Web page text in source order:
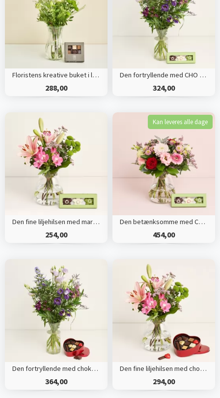
Floristens kreative buket i lyse nuancer med CHO CHO 9 stk.
288,00
Den fortryllende med CHO CHO marcipanblomster
324,00
Den fine liljehilsen med marcipanblomster
254,00
Kan leveres alle dage
Den betænksomme med CHO CHO marcipanblomster
454,00
Den fortryllende med chokoladehjerte
364,00
Den fine liljehilsen med chokolade hjerte
294,00